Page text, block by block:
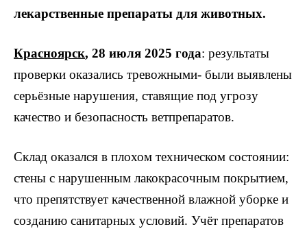
лекарственные препараты для животных.
Красноярск, 28 июля 2025 года: результаты
проверки оказались тревожными- были выявлены
серьёзные нарушения, ставящие под угрозу
качество и безопасность ветпрепаратов.
Склад оказался в плохом техническом состоянии:
стены с нарушенным лакокрасочным покрытием,
что препятствует качественной влажной уборке и
созданию санитарных условий. Учёт препаратов